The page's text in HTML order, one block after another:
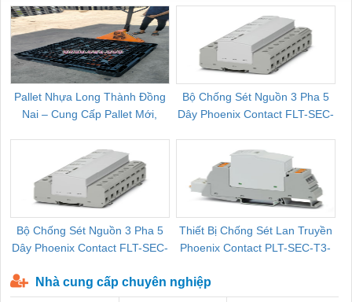
Pallet Nhựa Long Thành Đồng
Nai – Cung Cấp Pallet Mới,
Bộ Chống Sét Nguồn 3 Pha 5
Dây Phoenix Contact FLT-SEC-
Bộ Chống Sét Nguồn 3 Pha 5
Dây Phoenix Contact FLT-SEC-
Thiết Bị Chống Sét Lan Truyền
Phoenix Contact PLT-SEC-T3-
Nhà cung cấp chuyên nghiệp